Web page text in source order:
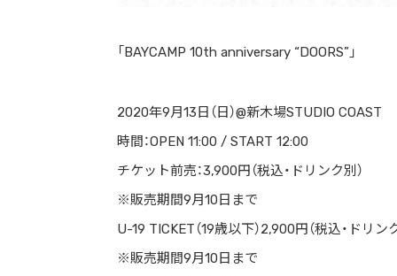
「BAYCAMP 10th anniversary “DOORS”」
2020年9月13日（日）@新木場STUDIO COAST
時間：OPEN 11:00 / START 12:00
チケット前売：3,900円（税込・ドリンク別）
※販売期間9月10日まで
U-19 TICKET（19歳以下）2,900円（税込・ドリン
※販売期間9月10日まで